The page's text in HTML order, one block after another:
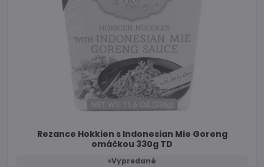
Rezance Hokkien s Indonesian Mie Goreng
omáčkou 330g TD
Vypredané